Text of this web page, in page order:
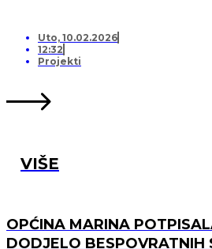
Uto, 10.02.2026
12:32
Projekti
VIŠE
OPĆINA MARINA
DODJELO BESPOVRATNIH